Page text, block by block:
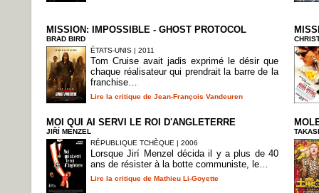
MISSION: IMPOSSIBLE - GHOST PROTOCOL
BRAD BIRD
ÉTATS-UNIS | 2011
Tom Cruise avait jadis exprimé le désir que
chaque réalisateur qui prendrait la barre de la
franchise…
Lire la critique de Jean-François Vandeuren
MOI QUI AI SERVI LE ROI D'ANGLETERRE
JIŘÍ MENZEL
RÉPUBLIQUE TCHÈQUE | 2006
Lorsque Jirí Menzel décida il y a plus de 40
ans de résister à la botte communiste, le…
Lire la critique de Mathieu Li-Goyette